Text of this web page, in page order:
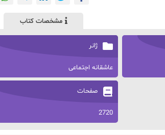
مشخصات کتاب
ژانر
عاشقانه اجتماعی
صفحات
2720